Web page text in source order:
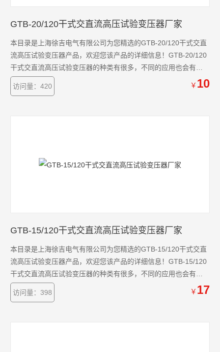
GTB-20/120干式交直流高压试验变压器厂家
本目录是上海徐吉电气有限公司为您精选的GTB-20/120干式交直
流高压试验变压器产品，欢迎您该产品的详细信息！GTB-20/120
干式交直流高压试验变压器的种类有很多，不同的应用也会有细
微的差别，本公司为您提供*的解决方案。
访问量：420
￥ 10
GTB-15/120干式交直流高压试验变压器厂家
本目录是上海徐吉电气有限公司为您精选的GTB-15/120干式交直
流高压试验变压器产品，欢迎您该产品的详细信息！GTB-15/120
干式交直流高压试验变压器的种类有很多，不同的应用也会有细
微的差别，本公司为您提供*的解决方案。
访问量：398
￥ 17